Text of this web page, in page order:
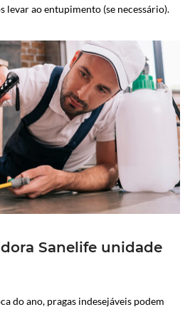
levar ao entupimento (se necessário).
Sanelife unidade
do ano, pragas indesejáveis podem